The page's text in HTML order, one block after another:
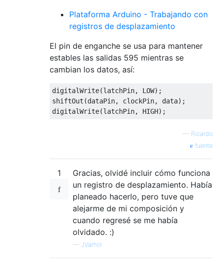
Plataforma Arduino - Trabajando con
registros de desplazamiento
El pin de enganche se usa para mantener
estables las salidas 595 mientras se
cambian los datos, así:
digitalWrite(latchPin, LOW);
shiftOut (dataPin, clockPin, data);
digitalWrite(latchPin, HIGH);
— Ricardo
fuente
1
Gracias, olvidé incluir cómo funciona
un registro de desplazamiento. Había
planeado hacerlo, pero tuve que
alejarme de mi composición y
cuando regresé se me había
olvidado. :)
— JVarhol